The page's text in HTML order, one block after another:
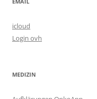
icloud
Login ovh
MEDIZIN